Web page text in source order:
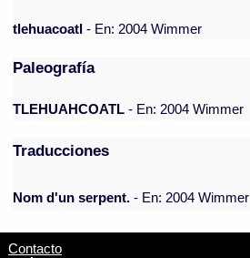
tlehuacoatl- En: 2004 Wimmer
Paleografía
TLEHUAHCOATL - En: 2004 Wimmer
Traducciones
Nom d'un serpent. - En: 2004 Wimmer
Contacto